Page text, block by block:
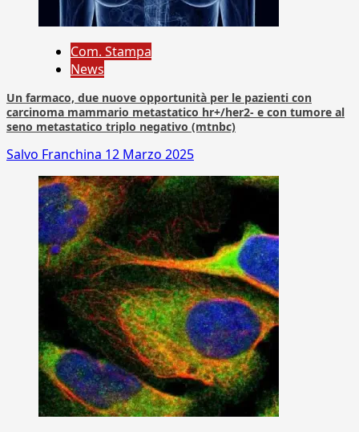
Com. Stampa
News
Un farmaco, due nuove opportunità per le pazienti con
carcinoma mammario metastatico hr+/her2- e con tumore al
seno metastatico triplo negativo (mtnbc)
Salvo Franchina 12 Marzo 2025